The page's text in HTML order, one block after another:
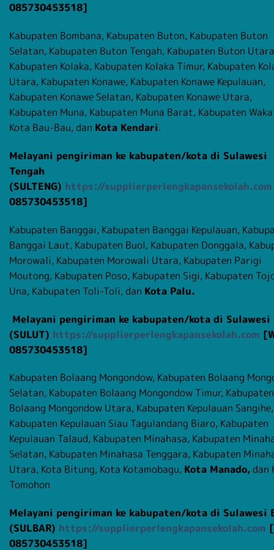
085730453518]
Kabupaten Bombana, Kabupaten Buton, Kabupaten Buton
Selatan, Kabupaten Buton Tengah, Kabupaten Buton
Kabupaten Kolaka, Kabupaten Kolaka Timur, Kabupaten
Utara, Kabupaten Konawe, Kabupaten Konawe Kepulauan,
Kabupaten Konawe Selatan, Kabupaten Konawe Utara,
Kabupaten Muna, Kabupaten Muna Barat, Kabupaten
Kota Bau-Bau, dan Kota Kendari.
Melayani pengiriman ke kabupaten/kota di Sulawesi
Tengah
(SULTENG) https://supplierperlengkapansekolah.com
085730453518]
Kabupaten Banggai, Kabupaten Banggai Kepulauan,
Banggai Laut, Kabupaten Buol, Kabupaten Donggala,
Morowali, Kabupaten Morowali Utara, Kabupaten Parigi
Moutong, Kabupaten Poso, Kabupaten Sigi, Kabupaten
Una, Kabupaten Toli-Toli, dan Kota Palu.
Melayani pengiriman ke kabupaten/kota di Sulawesi
(SULUT) https://supplierperlengkapansekolah.com
085730453518]
Kabupaten Bolaang Mongondow, Kabupaten Bolaang
Selatan, Kabupaten Bolaang Mongondow Timur, Kabupaten
Bolaang Mongondow Utara, Kabupaten Kepulauan Sangihe,
Kabupaten Kepulauan Siau Tagulandang Biaro, Kabupaten
Kepulauan Talaud, Kabupaten Minahasa, Kabupaten
Selatan, Kabupaten Minahasa Tenggara, Kabupaten
Utara, Kota Bitung, Kota Kotamobagu, Kota Manado,dan
Tomohon
Melayani pengiriman ke kabupaten/kota di Sulawesi
(SULBAR) https://supplierperlengkapansekolah.com
085730453518]